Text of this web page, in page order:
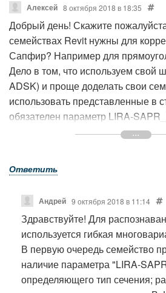
процессом экспорта,
и ЛИРА-САПР 2018 демо.
Алексей 8 октября 2018 в 18:35
Добрый день! Скажите
семействах Revit нужны для
Сапфир? Например для
Дело в том, что используем свой
ADSK) и проще доделать свои
использовать представленные в
обязателен параметр LIRA-
размеры сечения какими
Ответить
Андрей 9 октября 2018 в 11:14
Здравствуйте! Для
используется гибкая
В первую очередь семейство
наличие параметра "LIRA-
определяющего тип сечения;